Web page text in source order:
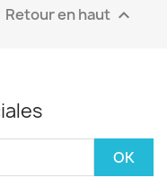
Retour en haut 